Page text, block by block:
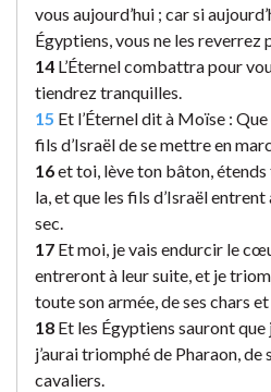
vous aujourd’hui ; car si
Égyptiens, vous ne les reverrez
14 L’Éternel combattra pour
tiendrez tranquilles.
15 Et l’Éternel dit à Moïse :
fils d’Israël de se mettre en
16et toi, lève ton bâton, étends
la, et que les fils d’Israël
sec.
17 Et moi, je vais endurcir le
entreront à leur suite, et je
toute son armée, de ses chars et
18 Et les Égyptiens sauront que
j’aurai triomphé de Pharaon, de
cavaliers.